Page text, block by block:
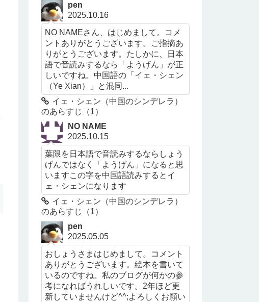
pen
2025.10.16
NO NAMEさん、はじめまして。コメ
ントありがとうございます。ご指摘あ
りがとうございます。たしかに、日本
語で音読みするなら「ようげん」が正
しいですね。中国語の「イェ・シェン
（Ye Xian）」と混同...
イェ・シェン（中国のシンデレラ）
のあらすじ（1）
NO NAME
2025.10.15
葉限を日本語で音読みするならしょう
げんではなく「ようげん」になると思
いますこの字を中国語読みするとイ
ェ・シェンになります
イェ・シェン（中国のシンデレラ）
のあらすじ（1）
pen
2025.05.05
おしょうさまはじめまして。コメント
ありがとうございます。絵本を書いて
いるのですね。私のブログが何かの参
考になればうれしいです。2年ほど更
新していませんけど^^;よろしくお願い